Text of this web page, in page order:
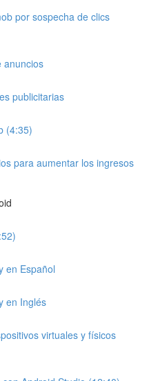
por sospecha de clics
anuncios
publicitarias
(4:35)
para aumentar los ingresos
en Español
en Inglés
virtuales y físicos